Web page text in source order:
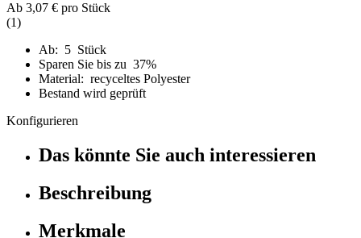
Ab 3,07 € pro Stück
(1)
Ab: 5 Stück
Sparen Sie bis zu 37%
Material: recyceltes Polyester
Bestand wird geprüft
Konfigurieren
Das könnte Sie auch interessieren
Beschreibung
Merkmale